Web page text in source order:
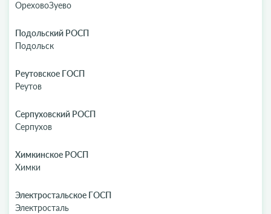
ОреховоЗуево
Подольский РОСП
Подольск
Реутовское ГОСП
Реутов
Серпуховский РОСП
Серпухов
Химкинское РОСП
Химки
Электростальское ГОСП
Электросталь